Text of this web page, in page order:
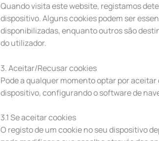
Quando visita este website, registamos
dispositivo. Alguns cookies podem ser
disponibilizadas, enquanto outros são
do utilizador.
3. Aceitar/Recusar cookies
Pode a qualquer momento optar por
dispositivo, configurando o software de
3.1 Se aceitar cookies
O registo de um cookie no seu dispositivo